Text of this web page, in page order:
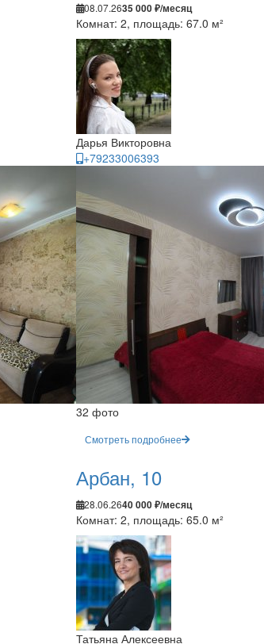
08.07.2635 000 ₽/месяц
Комнат: 2, площадь: 67.0 м²
Дарья Викторовна
+79233006393
32 фото
Смотреть подробнее
Арбан, 10
28.06.2640 000 ₽/месяц
Комнат: 2, площадь: 65.0 м²
Татьяна Алексеевна